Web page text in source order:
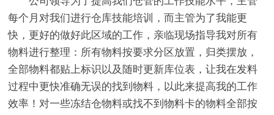
每个月对我们进行仓库技能培训，而主管为了我能更
快，更好的做好此区域的工作，亲临现场指导我对所有
物料进行整理：所有物料按要求分区放置，归类摆放，
全部物料都贴上标识以及随时更新库位表，让我在发料
过程中更快准确无误的找到物料，以此来提高我的工作
效率！对一些冻结仓物料或找不到物料卡的物料全部按